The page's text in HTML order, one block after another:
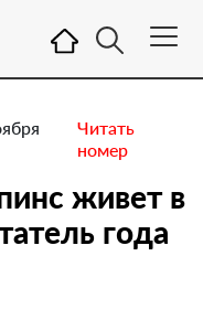
Читать
номер
живет в
года